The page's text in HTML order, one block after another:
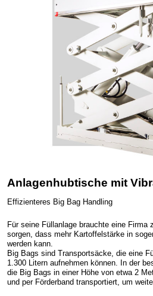
Anlagenhubtische mit
Effizienteres Big Bag Handling
Für seine Füllanlage brauchte eine Firma
sorgen, dass mehr Kartoffelstärke in
werden kann.
Big Bags sind Transportsäcke, die eine
1.300 Litern aufnehmen können. In der
die Big Bags in einer Höhe von etwa 2
und per Förderband transportiert, um